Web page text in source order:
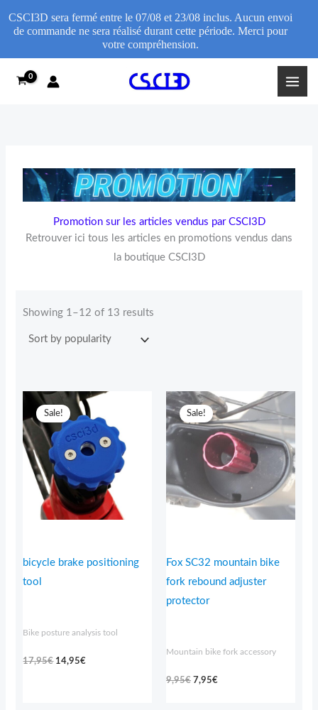
Promotion sur les articles vendus par CSCI3D
Retrouver ici tous les articles en promotions vendus dans
la boutique CSCI3D
Showing 1–12 of 13 results
Sale!
bicycle brake positioning
tool
Bike posture analysis tool
17,95€
Original
price
was:
17,95€.
14,95€
Current
price
is:
14,95€.
Sale!
Fox SC32 mountain bike
fork rebound adjuster
protector
Mountain bike fork accessory
9,95€
Original
price
was:
9,95€.
7,95€
Current
price
is:
7,95€.
CSCI3D sera fermé entre le 07/08 et 23/08 inclus. Aucun envoi
de commande ne sera réalisé durant cette période. Merci pour
votre compréhension.